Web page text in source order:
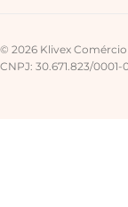
© 2026 Klivex
CNPJ: 30.671.823/